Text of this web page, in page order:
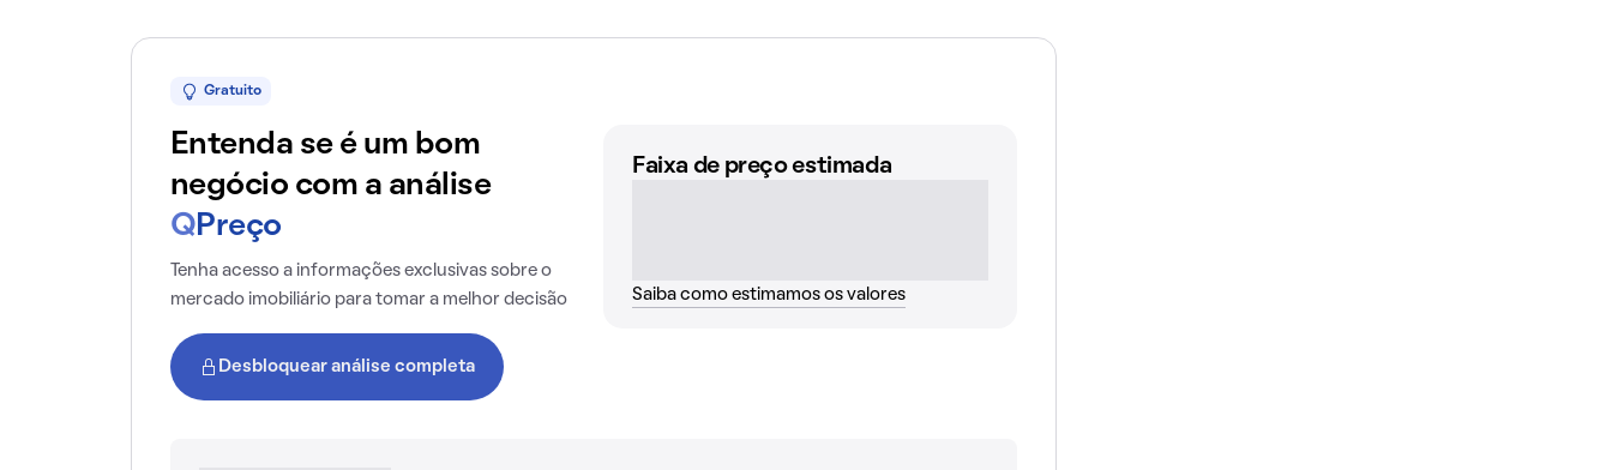
Gratuito
Entenda se é um bom
negócio com a análise
Q Preço
Tenha acesso a informações exclusivas sobre o
mercado imobiliário para tomar a melhor decisão
Desbloquear análise completa
Faixa de preço estimada
Saiba como estimamos os valores